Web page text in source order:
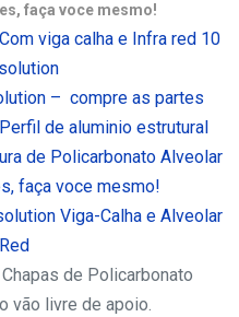
faça voce mesmo!
– compre as partes
de aluminio estrutural
de Policarbonato Alveolar
faça voce mesmo!
de Policarbonato
vão livre de apoio.